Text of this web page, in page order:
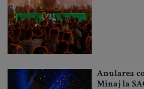
Anularea
Minaj la